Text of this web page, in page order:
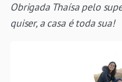
Obrigada Thaísa pelo
quiser, a casa é toda sua!